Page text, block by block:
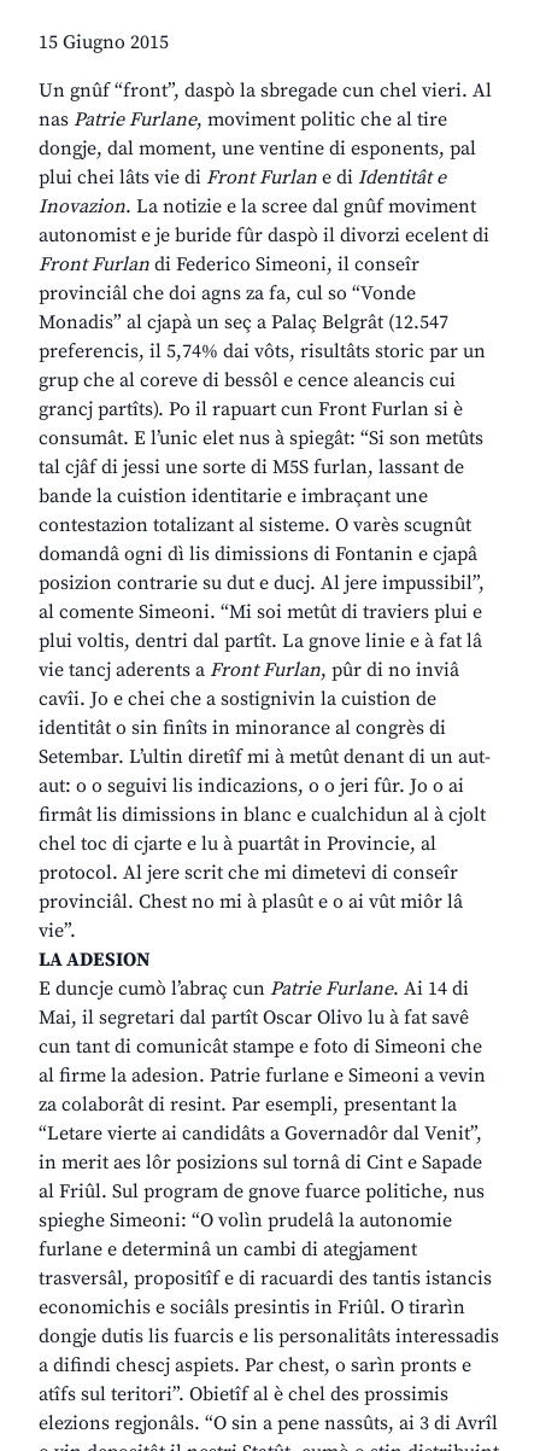
15 Giugno 2015
Un gnûf “front”, daspò la sbregade cun chel vieri. Al
nas Patrie Furlane, moviment politic che al tire
dongje, dal moment, une ventine di esponents, pal
plui chei lâts vie di Front Furlan e di Identitât e
Inovazion. La notizie e la scree dal gnûf moviment
autonomist e je buride fûr daspò il divorzi ecelent di
Front Furlan di Federico Simeoni, il conseîr
provinciâl che doi agns za fa, cul so “Vonde
Monadis” al cjapà un seç a Palaç Belgrât (12.547
preferencis, il 5,74% dai vôts, risultâts storic par un
grup che al coreve di bessôl e cence aleancis cui
grancj partîts). Po il rapuart cun Front Furlan si è
consumât. E l’unic elet nus à spiegât: “Si son metûts
tal cjâf di jessi une sorte di M5S furlan, lassant de
bande la cuistion identitarie e imbraçant une
contestazion totalizant al sisteme. O varès scugnût
domandâ ogni dì lis dimissions di Fontanin e cjapâ
posizion contrarie su dut e ducj. Al jere impussibil”,
al comente Simeoni. “Mi soi metût di traviers plui e
plui voltis, dentri dal partît. La gnove linie e à fat lâ
vie tancj aderents a Front Furlan, pûr di no inviâ
cavîi. Jo e chei che a sostignivin la cuistion de
identitât o sin finîts in minorance al congrès di
Setembar. L’ultin diretîf mi à metût denant di un aut-
aut: o o seguivi lis indicazions, o o jeri fûr. Jo o ai
firmât lis dimissions in blanc e cualchidun al à cjolt
chel toc di cjarte e lu à puartât in Provincie, al
protocol. Al jere scrit che mi dimetevi di conseîr
provinciâl. Chest no mi à plasût e o ai vût miôr lâ
vie”.
LA ADESION
E duncje cumò l’abraç cun Patrie Furlane. Ai 14 di
Mai, il segretari dal partît Oscar Olivo lu à fat savê
cun tant di comunicât stampe e foto di Simeoni che
al firme la adesion. Patrie furlane e Simeoni a vevin
za colaborât di resint. Par esempli, presentant la
“Letare vierte ai candidâts a Governadôr dal Venit”,
in merit aes lôr posizions sul tornâ di Cint e Sapade
al Friûl. Sul program de gnove fuarce politiche, nus
spieghe Simeoni: “O volìn prudelâ la autonomie
furlane e determinâ un cambi di ategjament
trasversâl, propositîf e di racuardi des tantis istancis
economichis e sociâls presintis in Friûl. O tirarìn
dongje dutis lis fuarcis e lis personalitâts interessadis
a difindi chescj aspiets. Par chest, o sarìn pronts e
atîfs sul teritori”. Obietîf al è chel des prossimis
elezions regjonâls. “O sin a pene nassûts, ai 3 di Avrîl